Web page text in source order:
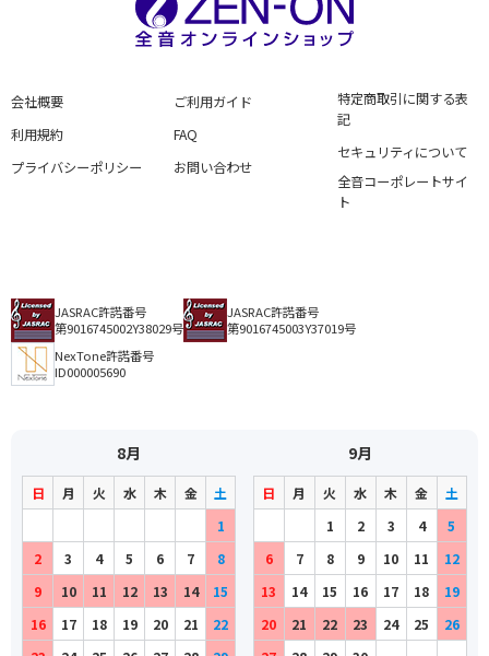
会社概要
利用規約
プライバシーポリシー
ご利用ガイド
FAQ
お問い合わせ
特定商取引に関する表
記
セキュリティについて
全音コーポレートサイ
ト
JASRAC許諾番号
第9016745002Y38029号
JASRAC許諾番号
第9016745003Y37019号
NexTone許諾番号
ID000005690
8月
日 月 火 水 木 金
土
1
2
3 4 5 6 7
8
9
10 11 12 13 14
15
16
17 18 19 20 21
22
9月
日 月 火 水 木 金
土
1
2 3 4
5
6
7 8 9 10 11
12
13
14 15 16 17 18
19
20
21 22 23 24 25
26